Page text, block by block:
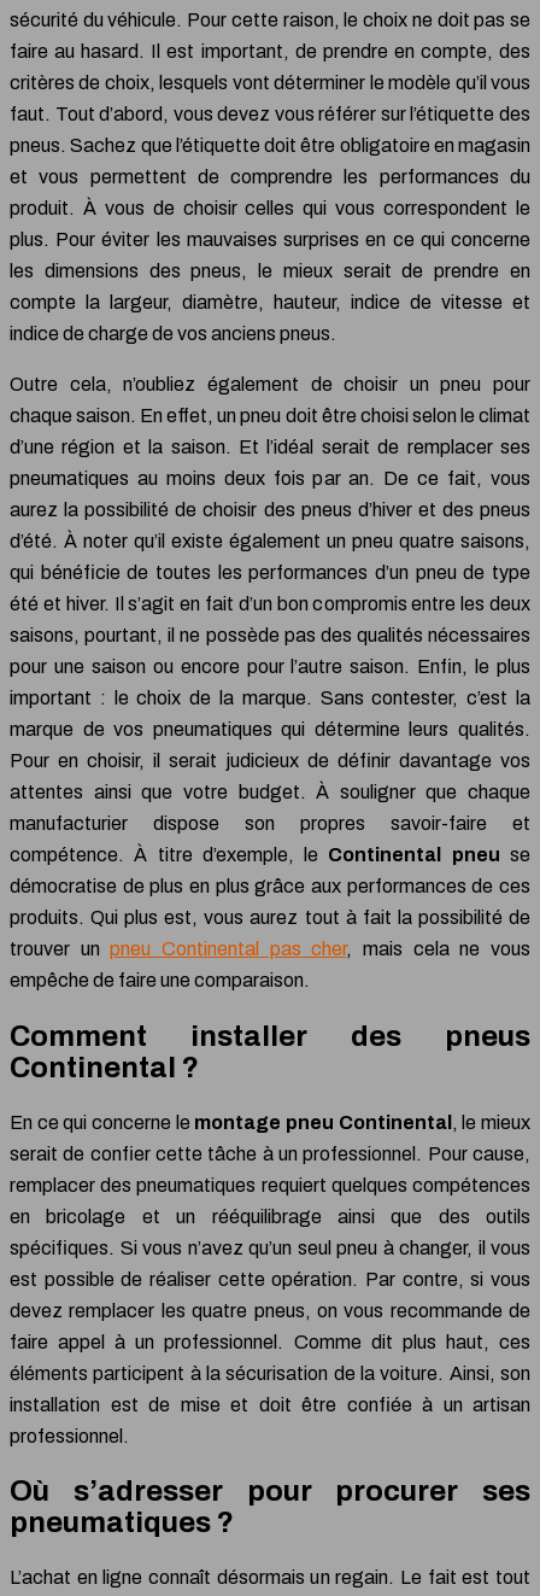
sécurité du véhicule. Pour cette raison, le choix ne doit pas se
faire au hasard. Il est important, de prendre en compte, des
critères de choix, lesquels vont déterminer le modèle qu’il vous
faut. Tout d’abord, vous devez vous référer sur l’étiquette des
pneus. Sachez que l’étiquette doit être obligatoire en magasin
et vous permettent de comprendre les performances du
produit. À vous de choisir celles qui vous correspondent le
plus. Pour éviter les mauvaises surprises en ce qui concerne
les dimensions des pneus, le mieux serait de prendre en
compte la largeur, diamètre, hauteur, indice de vitesse et
indice de charge de vos anciens pneus.
Outre cela, n’oubliez également de choisir un pneu pour
chaque saison. En effet, un pneu doit être choisi selon le climat
d’une région et la saison. Et l’idéal serait de remplacer ses
pneumatiques au moins deux fois par an. De ce fait, vous
aurez la possibilité de choisir des pneus d’hiver et des pneus
d’été. À noter qu’il existe également un pneu quatre saisons,
qui bénéficie de toutes les performances d’un pneu de type
été et hiver. Il s’agit en fait d’un bon compromis entre les deux
saisons, pourtant, il ne possède pas des qualités nécessaires
pour une saison ou encore pour l’autre saison. Enfin, le plus
important : le choix de la marque. Sans contester, c’est la
marque de vos pneumatiques qui détermine leurs qualités.
Pour en choisir, il serait judicieux de définir davantage vos
attentes ainsi que votre budget. À souligner que chaque
manufacturier dispose son propres savoir-faire et
compétence. À titre d’exemple, le Continental pneu se
démocratise de plus en plus grâce aux performances de ces
produits. Qui plus est, vous aurez tout à fait la possibilité de
trouver unpneu Continental pas cher, mais cela ne vous
empêche de faire une comparaison.
Comment installer des pneus
Continental ?
En ce qui concerne le montage pneu Continental , le mieux
serait de confier cette tâche à un professionnel. Pour cause,
remplacer des pneumatiques requiert quelques compétences
en bricolage et un rééquilibrage ainsi que des outils
spécifiques. Si vous n’avez qu’un seul pneu à changer, il vous
est possible de réaliser cette opération. Par contre, si vous
devez remplacer les quatre pneus, on vous recommande de
faire appel à un professionnel. Comme dit plus haut, ces
éléments participent à la sécurisation de la voiture. Ainsi, son
installation est de mise et doit être confiée à un artisan
professionnel.
Où s’adresser pour procurer ses
pneumatiques ?
L’achat en ligne connaît désormais un regain. Le fait est tout